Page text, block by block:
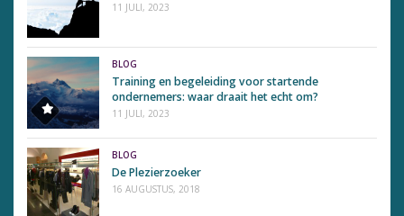
11 JULI, 2023
BLOG
Training en begeleiding voor startende
ondernemers: waar draait het echt om?
11 JULI, 2023
BLOG
De Plezierzoeker
16 AUGUSTUS, 2018